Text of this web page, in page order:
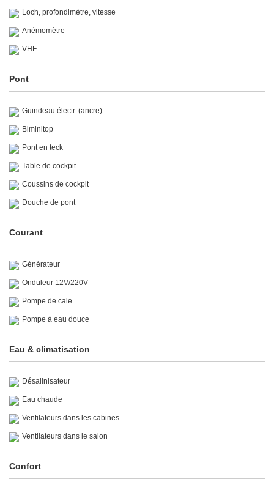
Loch, profondimètre, vitesse
Anémomètre
VHF
Pont
Guindeau électr. (ancre)
Biminitop
Pont en teck
Table de cockpit
Coussins de cockpit
Douche de pont
Courant
Générateur
Onduleur 12V/220V
Pompe de cale
Pompe à eau douce
Eau & climatisation
Désalinisateur
Eau chaude
Ventilateurs dans les cabines
Ventilateurs dans le salon
Confort